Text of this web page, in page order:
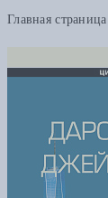
Главная страница